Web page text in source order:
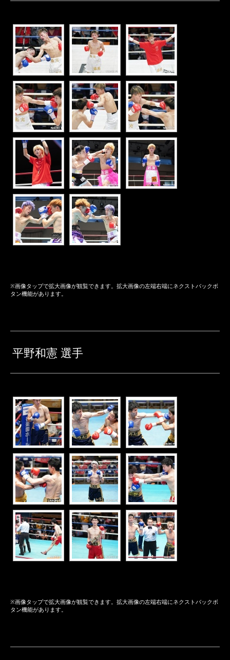
※画像タップで拡大画像が観覧できます。拡大画像の左端右端にネクストバックボ
タン機能があります。
平野和憲 選手
※画像タップで拡大画像が観覧できます。拡大画像の左端右端にネクストバックボ
タン機能があります。